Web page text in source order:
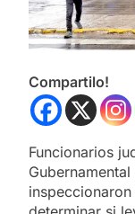
Compartilo!
Funcionarios